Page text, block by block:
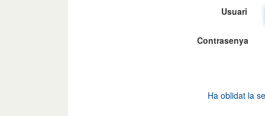
Usuari
Contrasenya
Ha oblidat la